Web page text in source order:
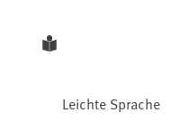
Leichte Sprache